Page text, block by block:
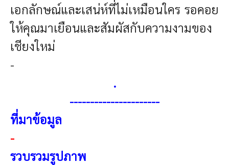
เอกลักษณ์และเสน่ห์ที่ไม่เหมือนใคร รอคอย
ให้คุณมาเยือนและสัมผัสกับความงามของ
เชียงใหม่
-
.
----------------------
ที่มาข้อมูล
-
รวบรวมรูปภาพ